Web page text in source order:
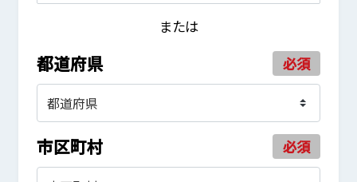
または
都道府県 必須
市区町村 必須